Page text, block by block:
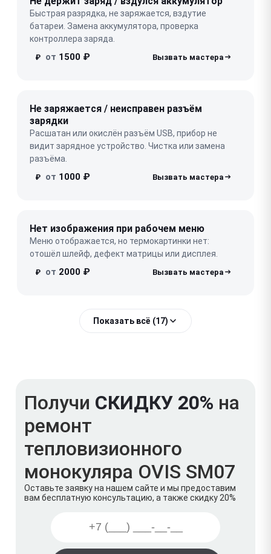
Быстрая разрядка, не заряжается, вздутие
батареи. Замена аккумулятора, проверка
контроллера заряда.
₽ от 1500 ₽
Не заряжается / неисправен разъём
зарядки
Расшатан или окислён разъём USB, прибор не
видит зарядное устройство. Чистка или замена
разъёма.
₽ от 1000 ₽
Нет изображения при рабочем меню
Меню отображается, но термокартинки нет:
отошёл шлейф, дефект матрицы или дисплея.
₽ от 2000 ₽
Показать всё (17)
Получи СКИДКУ 20% на
ремонт
тепловизионного
монокуляра OVIS SM07
Оставьте заявку на нашем сайте и мы предоставим
вам бесплатную консультацию, а также скидку 20%